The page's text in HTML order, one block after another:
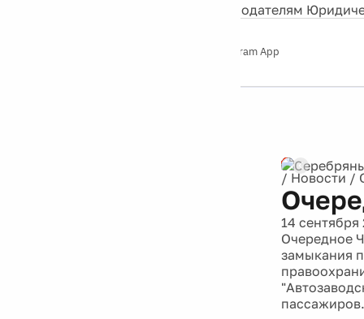
Рекламодателям
Telegram App
/ Новости /
14 сентября
Очередное
замыкания